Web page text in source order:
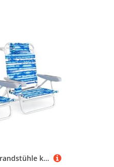
FANTASK 2-TLG Strandstühle klappbar, Campingstuhl 5-stufig verstellbare Rückenlehne, Klappstühle mit Verstellbarer Rückenlehne, Kopfstütze, Getränkehalter & Handtuchhalter, bis 150 kg belastbar, Blau